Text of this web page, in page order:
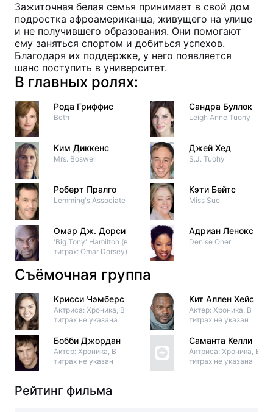
Зажиточная белая семья принимает в свой дом
подростка афроамериканца, живущего на улице
и не получившего образования. Они помогают
ему заняться спортом и добиться успехов.
Благодаря их поддержке, у него появляется
шанс поступить в университет.
В главных ролях:
Рода Гриффис
Beth
Ким Диккенс
Mrs. Boswell
Роберт Пралго
Lemming's Associate
Омар Дж. Дорси
'Big Tony' Hamilton (в
титрах: Omar Dorsey)
Сандра Буллок
Leigh Anne Tuohy
Джей Хед
S.J. Tuohy
Кэти Бейтс
Miss Sue
Адриан Ленокс
Denise Oher
Съёмочная группа
Крисси Чэмберс
Актриса: Хроника, В
титрах не указана
Бобби Джордан
Актер: Хроника, В
титрах не указан
Кит Аллен Хейс
Актер: Хроника, В
титрах не указан
Саманта Келли
Актриса: Хроника, В
титрах не указана
Рейтинг фильма